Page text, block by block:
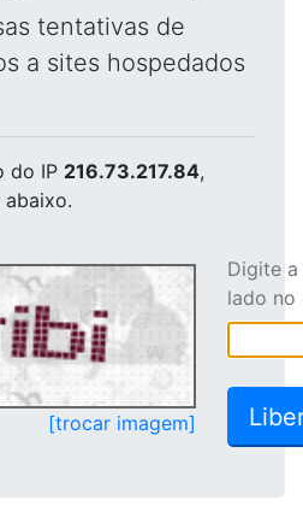
tentativas de
a sites hospedados
do IP 216.73.217.84,
[trocar imagem]
Digite
lado no